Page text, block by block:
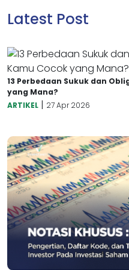
Latest Post
13 Perbedaan Sukuk dan
yang Mana?
ARTIKEL | 27 Apr 2026